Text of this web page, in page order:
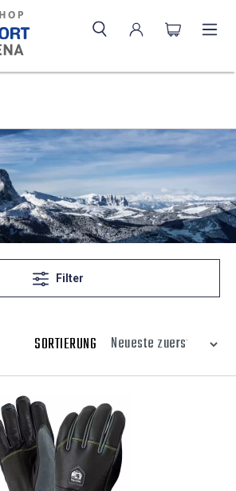
Filter
SORTIERUNG